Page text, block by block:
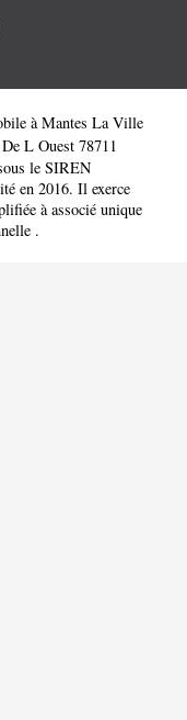
à Mantes La Ville
L Ouest 78711
le SIREN
en 2016. Il exerce
à associé unique
.